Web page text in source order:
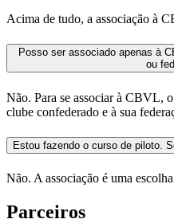
Acima de tudo, a associação à
Posso ser associado apenas à
ou
Não. Para se associar à CBVL,
clube confederado e à sua
Estou fazendo o curso de piloto.
Não. A associação é uma
Parceiros